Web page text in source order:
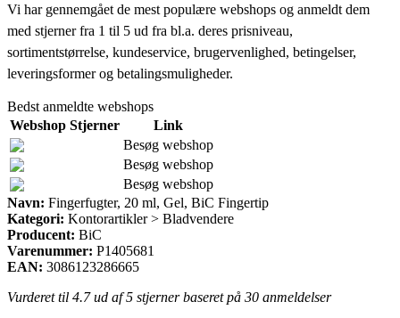
Vi har gennemgået de mest populære webshops og anmeldt dem
med stjerner fra 1 til 5 ud fra bl.a. deres prisniveau,
sortimentstørrelse, kundeservice, brugervenlighed, betingelser,
leveringsformer og betalingsmuligheder.
Bedst anmeldte webshops
Webshop Stjerner
Link
Besøg webshop
Besøg webshop
Besøg webshop
Navn: Fingerfugter, 20 ml, Gel, BiC Fingertip
Kategori: Kontorartikler > Bladvendere
Producent: BiC
Varenummer: P1405681
EAN: 3086123286665
Vurderet til 4.7ud af 5 stjerner baseret på 30 anmeldelser